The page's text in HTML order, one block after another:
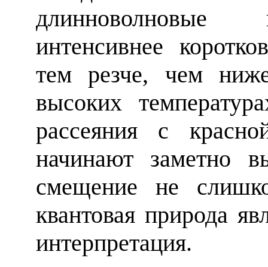
длинноволновые
интенсивнее
тем резче, чем
высоких
рассеяния с
начинают заметно
смещение не
квантовая природа
интерпретация.